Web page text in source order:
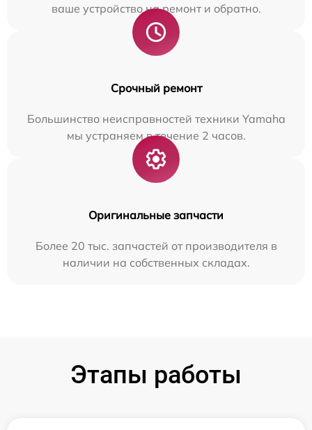
ваше устройство на ремонт и обратно.
Срочный ремонт
Большинство неисправностей техники Yamaha
мы устраняем в течение 2 часов.
Оригинальные запчасти
Более 20 тыс. запчастей от производителя в
наличии на собственных складах.
Этапы работы